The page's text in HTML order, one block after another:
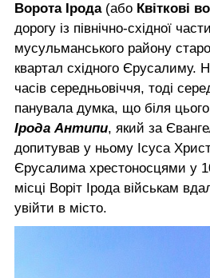
Ворота Ірода(або Квіткові
дорогу із північно-східної
мусульманського району
квартал східного Єрусалиму.
часів середньовіччя, тоді
панувала думка, що біля
Ірода Антипи, який за
допитував у ньому Ісуса
Єрусалима хрестоносцями у
місці Воріт Ірода військам
увійти в місто.